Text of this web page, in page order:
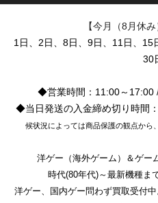
【今月（8月休
1日、2日、8日、9日、11日、15
30
◆営業時間：11:00～17:00
◆当日発送の入金締め切り時間
候状況によっては商品保護の観点から
洋ゲー（海外ゲーム）＆ゲー
時代(80年代)～最新機種ま
洋ゲー、国内ゲー問わず買取受付